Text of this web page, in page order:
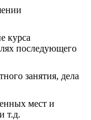
курса
последующего
занятия, дела
мест и
т.д.